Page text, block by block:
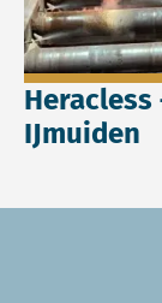
Heracless
IJmuiden